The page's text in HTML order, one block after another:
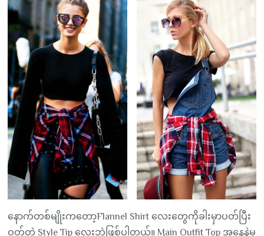
နောက်တစ်မျိုးကတော့Flannel Shirt လေးတွေကိုခါးမှာပတ်ပြီး
ဝတ်တဲ့ Style Tip လေးဘဲဖြစ်ပါတယ်။ Main Outfit Top အနေနဲ့မ